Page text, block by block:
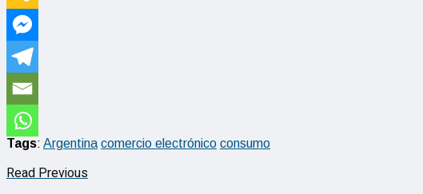
Tags: Argentina comercio electrónico consumo
Read Previous